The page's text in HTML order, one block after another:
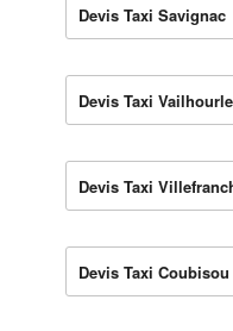
Devis Taxi Savignac
Devis Taxi
Devis Taxi
Devis Taxi Coubisou